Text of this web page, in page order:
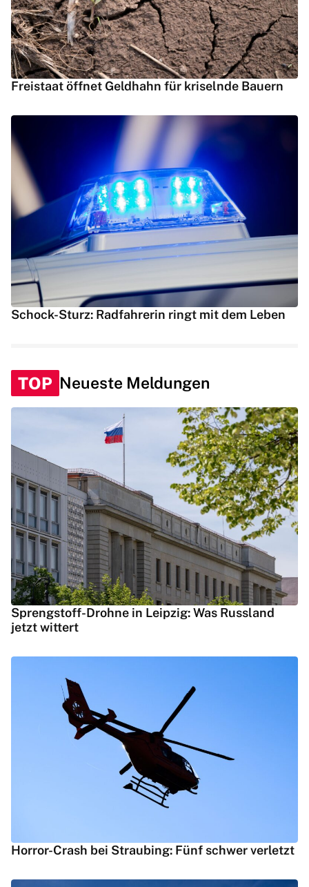
Freistaat öffnet Geldhahn für kriselnde Bauern
Schock-Sturz: Radfahrerin ringt mit dem Leben
TOP Neueste Meldungen
Sprengstoff-Drohne in Leipzig: Was Russland
jetzt wittert
Horror-Crash bei Straubing: Fünf schwer verletzt